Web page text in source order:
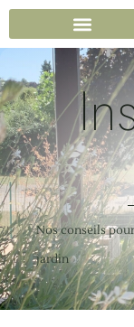
Nos conseils
jardin